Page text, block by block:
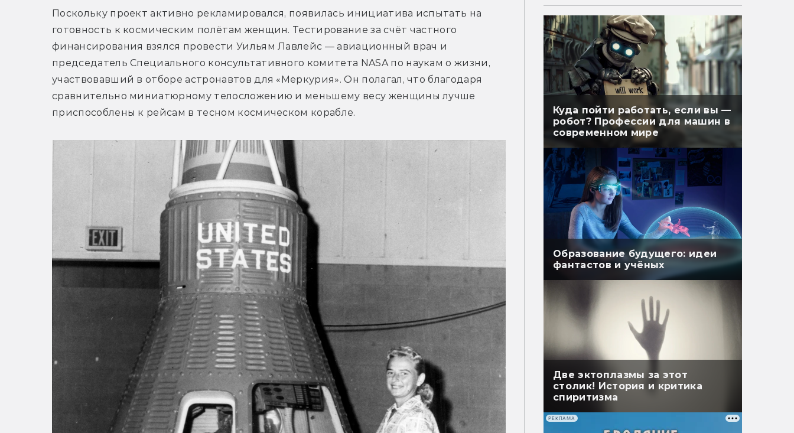
Поскольку проект активно рекламировался, появилась инициатива испытать на
готовность к космическим полётам женщин. Тестирование за счёт частного
финансирования взялся провести Уильям Лавлейс — авиационный врач и
председатель Специального консультативного комитета NASA по наукам о жизни,
участвовавший в отборе астронавтов для «Меркурия». Он полагал, что благодаря
сравнительно миниатюрному телосложению и меньшему весу женщины лучше
приспособлены к рейсам в тесном космическом корабле.
Куда пойти работать, если вы —
робот? Профессии для машин в
современном мире
Образование будущего: идеи
фантастов и учёных
Две эктоплазмы за этот
столик! История и критика
спиритизма
РЕКЛАМА